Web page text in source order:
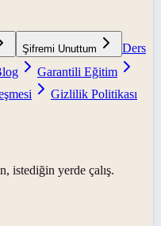
Şifremi Unuttum
Ders
Garantili Eğitim
Gizlilik Politikası
istediğin yerde çalış.